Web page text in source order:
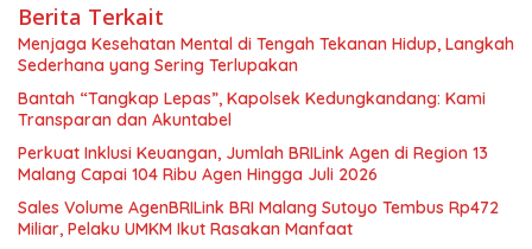
Berita Terkait
Menjaga Kesehatan Mental di Tengah Tekanan Hidup, Langkah
Sederhana yang Sering Terlupakan
Bantah “Tangkap Lepas”, Kapolsek Kedungkandang: Kami
Transparan dan Akuntabel
Perkuat Inklusi Keuangan, Jumlah BRILink Agen di Region 13
Malang Capai 104 Ribu Agen Hingga Juli 2026
Sales Volume AgenBRILink BRI Malang Sutoyo Tembus Rp472
Miliar, Pelaku UMKM Ikut Rasakan Manfaat